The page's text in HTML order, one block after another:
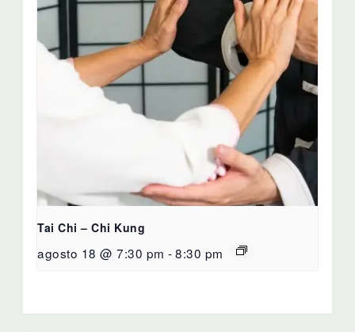
Tai Chi – Chi Kung
agosto 18 @ 7:30 pm -8:30 pm